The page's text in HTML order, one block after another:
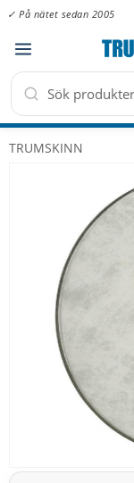
Meny
✓ På nätet sedan 2005
TRUMSKINN